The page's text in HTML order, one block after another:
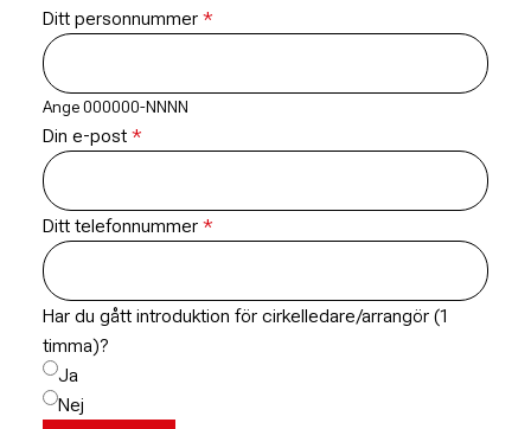
Ditt personnummer
Ange 000000-NNNN
Din e-post
Ditt telefonnummer
Har du gått introduktion för cirkelledare/arrangör (1
timma)?
Ja
Nej